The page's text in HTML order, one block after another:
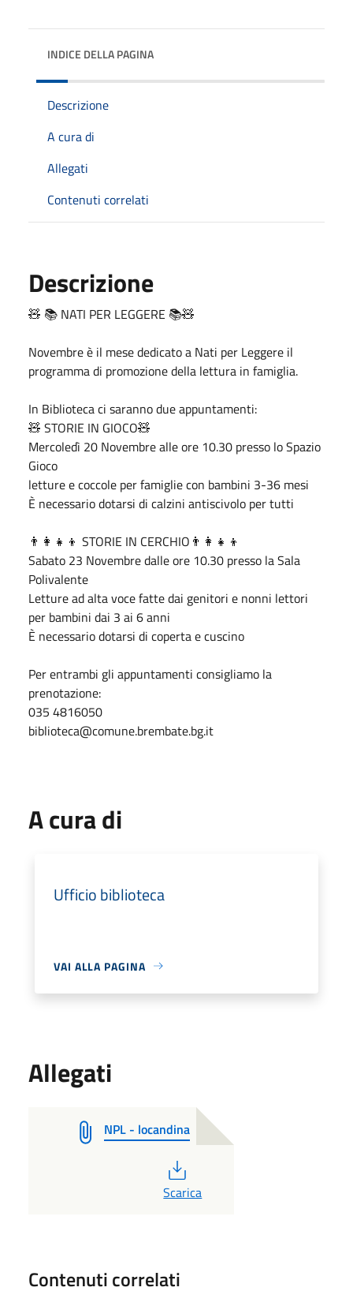
INDICE DELLA PAGINA
Descrizione
A cura di
Allegati
Contenuti correlati
Descrizione
🧸 📚 NATI PER LEGGERE 📚🧸
Novembre è il mese dedicato a Nati per Leggere il
programma di promozione della lettura in famiglia.
In Biblioteca ci saranno due appuntamenti:
🧸 STORIE IN GIOCO🧸
Mercoledì 20 Novembre alle ore 10.30 presso lo Spazio
Gioco
letture e coccole per famiglie con bambini 3-36 mesi
È necessario dotarsi di calzini antiscivolo per tutti
👨‍👩‍👧‍👦 STORIE IN CERCHIO👨‍👩‍👧‍👦
Sabato 23 Novembre dalle ore 10.30 presso la Sala
Polivalente
Letture ad alta voce fatte dai genitori e nonni lettori
per bambini dai 3 ai 6 anni
È necessario dotarsi di coperta e cuscino
Per entrambi gli appuntamenti consigliamo la
prenotazione:
035 4816050
biblioteca@comune.brembate.bg.it
A cura di
Ufficio biblioteca
VAI ALLA PAGINA
Allegati
NPL - locandina
PDF
Scarica
Contenuti correlati